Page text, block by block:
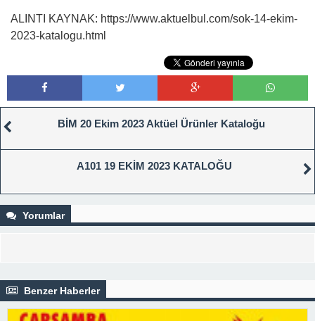
ALINTI KAYNAK: https://www.aktuelbul.com/sok-14-ekim-
2023-katalogu.html
BİM 20 Ekim 2023 Aktüel Ürünler Kataloğu
A101 19 EKİM 2023 KATALOĞU
Yorumlar
Benzer Haberler